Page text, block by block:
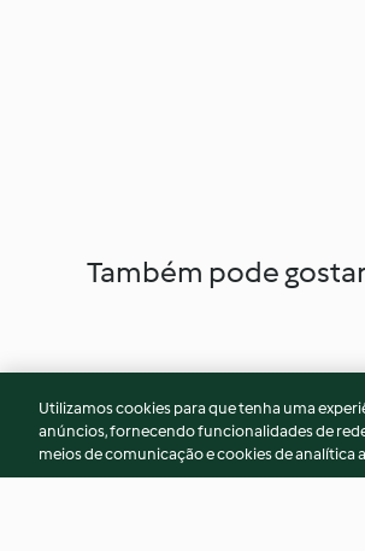
Também pode
Utilizamos cookies para que tenha uma
anúncios, fornecendo funcionalidades de
meios de comunicação e cookies de analítica